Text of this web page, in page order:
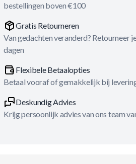
bestellingen boven €100
Gratis Retourneren
Van gedachten veranderd? Retourneer
dagen
Flexibele Betaalopties
Betaal vooraf of gemakkelijk bij
Deskundig Advies
Krijg persoonlijk advies van ons team